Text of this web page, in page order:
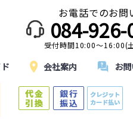
お電話でのお問
084-
受付時間10:00～16:00(
会社案内 お